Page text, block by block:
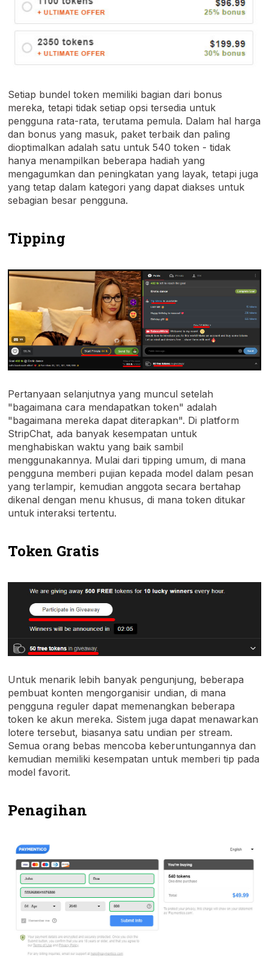
Setiap bundel token memiliki bagian dari bonus
mereka, tetapi tidak setiap opsi tersedia untuk
pengguna rata-rata, terutama pemula. Dalam hal harga
dan bonus yang masuk, paket terbaik dan paling
dioptimalkan adalah satu untuk 540 token - tidak
hanya menampilkan beberapa hadiah yang
mengagumkan dan peningkatan yang layak, tetapi juga
yang tetap dalam kategori yang dapat diakses untuk
sebagian besar pengguna.
Tipping
Pertanyaan selanjutnya yang muncul setelah
"bagaimana cara mendapatkan token" adalah
"bagaimana mereka dapat diterapkan". Di platform
StripChat, ada banyak kesempatan untuk
menghabiskan waktu yang baik sambil
menggunakannya. Mulai dari tipping umum, di mana
pengguna memberi pujian kepada model dalam pesan
yang terlampir, kemudian anggota secara bertahap
dikenal dengan menu khusus, di mana token ditukar
untuk interaksi tertentu.
Token Gratis
Untuk menarik lebih banyak pengunjung, beberapa
pembuat konten mengorganisir undian, di mana
pengguna reguler dapat memenangkan beberapa
token ke akun mereka. Sistem juga dapat menawarkan
lotere tersebut, biasanya satu undian per stream.
Semua orang bebas mencoba keberuntungannya dan
kemudian memiliki kesempatan untuk memberi tip pada
model favorit.
Penagihan